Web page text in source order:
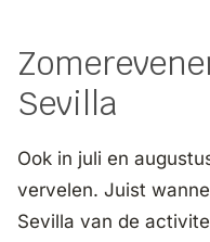
Sevilla
Ook in juli en
vervelen. Juist
Sevilla van de